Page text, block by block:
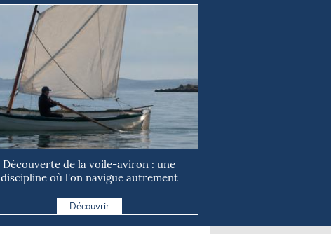
Découverte de la voile-aviron : une
discipline où l'on navigue autrement
Découvrir